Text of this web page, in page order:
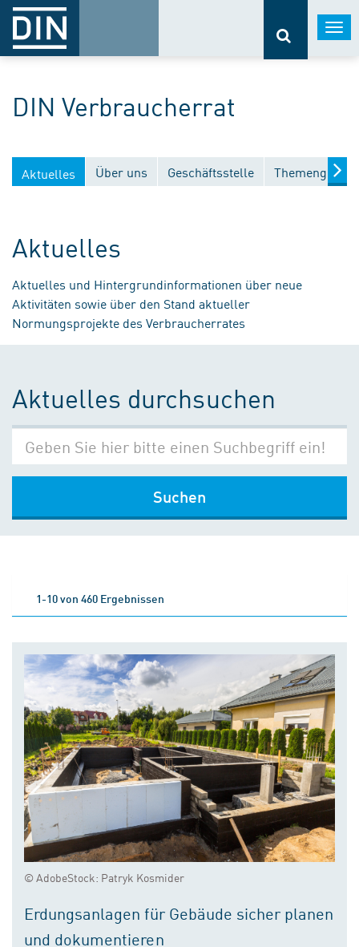
DIN Verbraucherrat
Aktuelles Über uns Geschäftsstelle
Aktuelles
Aktuelles und Hintergrundinformationen über neue
Aktivitäten sowie über den Stand aktueller
Normungsprojekte des Verbraucherrates
Aktuelles durchsuchen
Suchen
1-10 von 460 Ergebnissen
© AdobeStock: Patryk Kosmider
Erdungsanlagen für Gebäude sicher planen
und dokumentieren